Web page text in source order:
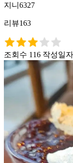
지니6327
리뷰163
조회수 116 작성일